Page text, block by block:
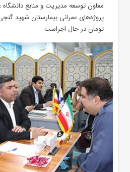
معاون توسعه مدیریت و منابع
تومان در حال اجراست